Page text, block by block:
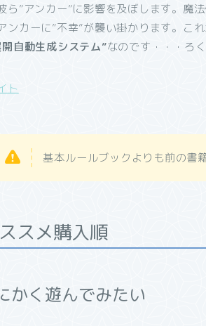
ら”アンカー”に影響を及ぼします。魔
ンカーに”不幸”が襲い掛かります。こ
開自動生成システム”なのです・・・ろ
ト
基本ルールブックよりも前の書
スメ購入順
かく遊んでみたい